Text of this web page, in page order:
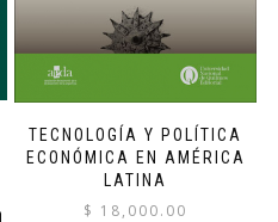
TECNOLOGÍA Y POLÍTICA
ECONÓMICA EN AMÉRICA
LATINA
$ 18,000.00